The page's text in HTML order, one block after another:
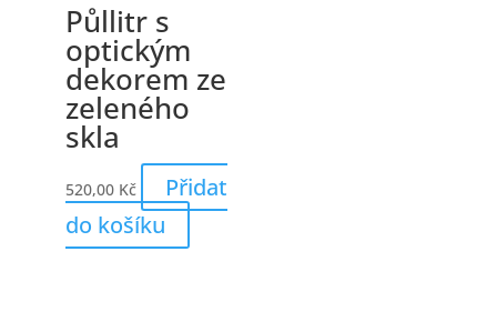
Půllitr s
optickým
dekorem ze
zeleného
skla
520,00 Kč
Přidat
do košíku